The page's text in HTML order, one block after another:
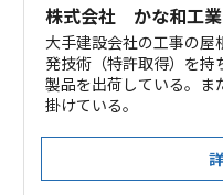
株式会社 かな和工業
大手建設会社の工事の屋
発技術（特許取得）を持
製品を出荷している。ま
掛けている。